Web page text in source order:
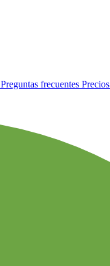
Preguntas frecuentes Precios